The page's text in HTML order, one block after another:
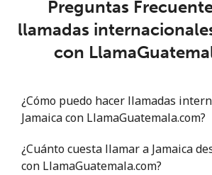
Preguntas
llamadas
con
¿Cómo puedo hacer llamadas
Jamaica con LlamaGuatemala.com?
¿Cuánto cuesta llamar a Jamaica
con LlamaGuatemala.com?